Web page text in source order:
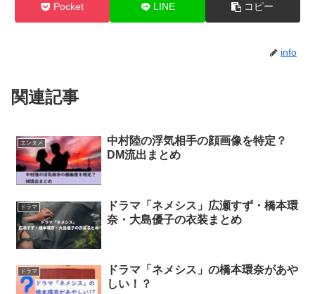
Pocket LINE コピー
info
関連記事
エンタメ
中村陸の浮気相手の顔画像を特定？
DM流出まとめ
ドラマ
ドラマ「ネメシス」広瀬すず・橋本環
奈・大島優子の衣装まとめ
ドラマ
ドラマ「ネメシス」の橋本環奈があや
しい！？